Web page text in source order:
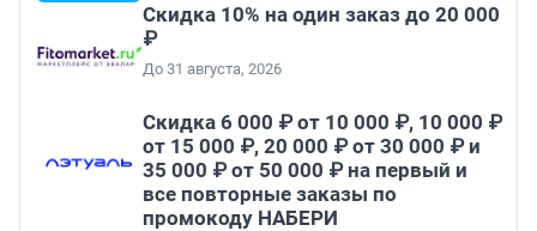
Скидка 10% на один заказ до 20 000
₽
До 31 августа, 2026
Скидка 6 000 ₽ от 10 000 ₽, 10 000 ₽
от 15 000 ₽, 20 000 ₽ от 30 000 ₽ и
35 000 ₽ от 50 000 ₽ на первый и
все повторные заказы по
промокоду НАБЕРИ